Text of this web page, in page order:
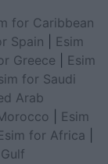
for Caribbean
Spain
Esim
Greece
Esim
for Saudi
Arab
Esim
for Africa